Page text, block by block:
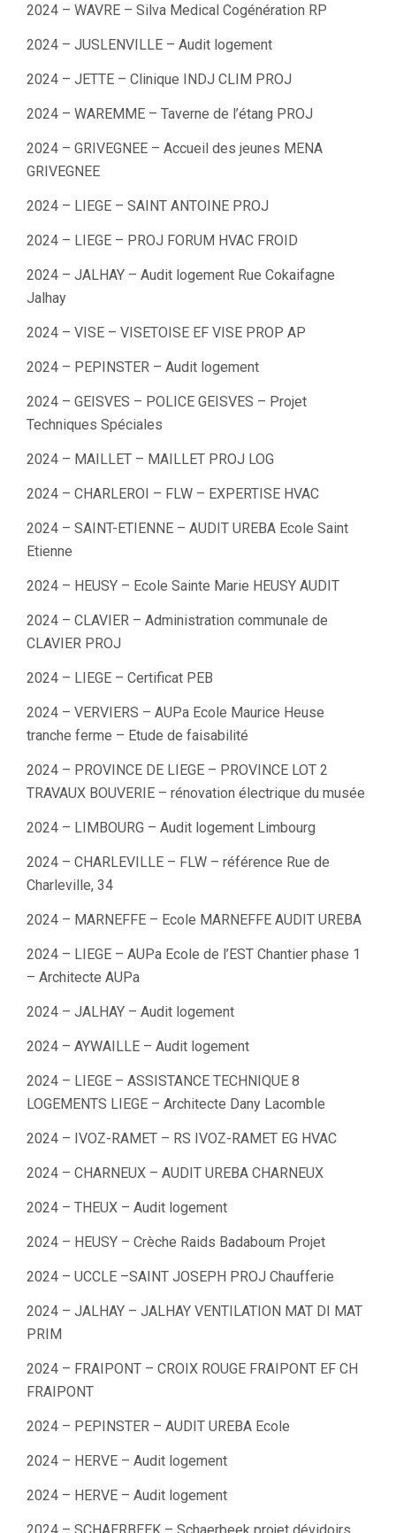
2024 – WAVRE – Silva Medical Cogénération RP
2024 – JUSLENVILLE – Audit logement
2024 – JETTE – Clinique INDJ CLIM PROJ
2024 – WAREMME – Taverne de l’étang PROJ
2024 – GRIVEGNEE – Accueil des jeunes MENA
GRIVEGNEE
2024 – LIEGE – SAINT ANTOINE PROJ
2024 – LIEGE – PROJ FORUM HVAC FROID
2024 – JALHAY – Audit logement Rue Cokaifagne
Jalhay
2024 – VISE – VISETOISE EF VISE PROP AP
2024 – PEPINSTER – Audit logement
2024 – GEISVES – POLICE GEISVES – Projet
Techniques Spéciales
2024 – MAILLET – MAILLET PROJ LOG
2024 – CHARLEROI – FLW – EXPERTISE HVAC
2024 – SAINT-ETIENNE – AUDIT UREBA Ecole Saint
Etienne
2024 – HEUSY – Ecole Sainte Marie HEUSY AUDIT
2024 – CLAVIER – Administration communale de
CLAVIER PROJ
2024 – LIEGE – Certificat PEB
2024 – VERVIERS – AUPa Ecole Maurice Heuse
tranche ferme – Etude de faisabilité
2024 – PROVINCE DE LIEGE – PROVINCE LOT 2
TRAVAUX BOUVERIE – rénovation électrique du musée
2024 – LIMBOURG – Audit logement Limbourg
2024 – CHARLEVILLE – FLW – référence Rue de
Charleville, 34
2024 – MARNEFFE – Ecole MARNEFFE AUDIT UREBA
2024 – LIEGE – AUPa Ecole de l’EST Chantier phase 1
– Architecte AUPa
2024 – JALHAY – Audit logement
2024 – AYWAILLE – Audit logement
2024 – LIEGE – ASSISTANCE TECHNIQUE 8
LOGEMENTS LIEGE – Architecte Dany Lacomble
2024 – IVOZ-RAMET – RS IVOZ-RAMET EG HVAC
2024 – CHARNEUX – AUDIT UREBA CHARNEUX
2024 – THEUX – Audit logement
2024 – HEUSY – Crèche Raids Badaboum Projet
2024 – UCCLE –SAINT JOSEPH PROJ Chaufferie
2024 – JALHAY – JALHAY VENTILATION MAT DI MAT
PRIM
2024 – FRAIPONT – CROIX ROUGE FRAIPONT EF CH
FRAIPONT
2024 – PEPINSTER – AUDIT UREBA Ecole
2024 – HERVE – Audit logement
2024 – HERVE – Audit logement